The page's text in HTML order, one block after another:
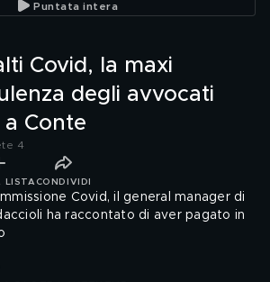
Puntata intera
Covid, la maxi
degli avvocati
a Conte
4
LISTA CONDIVIDI
Covid, il general manager di
ha raccontato di aver pagato in